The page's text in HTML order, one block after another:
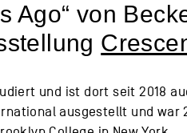
Ago“ von
und ist dort seit 2018
ausgestellt und war